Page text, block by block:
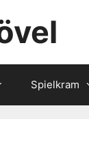
Spielkram